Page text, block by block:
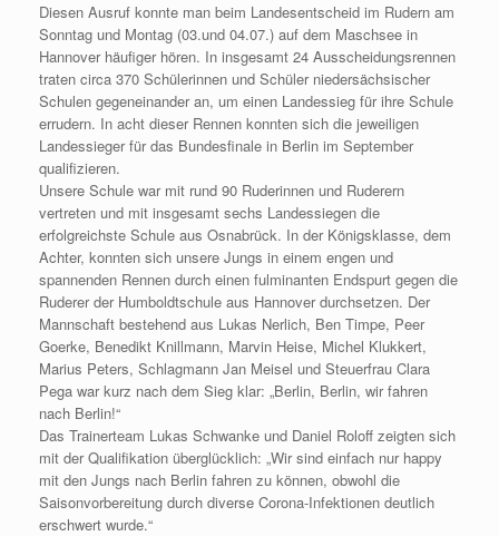
Diesen Ausruf konnte man beim Landesentscheid im Rudern am
Sonntag und Montag (03.und 04.07.) auf dem Maschsee in
Hannover häufiger hören. In insgesamt 24 Ausscheidungsrennen
traten circa 370 Schülerinnen und Schüler niedersächsischer
Schulen gegeneinander an, um einen Landessieg für ihre Schule
errudern. In acht dieser Rennen konnten sich die jeweiligen
Landessieger für das Bundesfinale in Berlin im September
qualifizieren.
Unsere Schule war mit rund 90 Ruderinnen und Ruderern
vertreten und mit insgesamt sechs Landessiegen die
erfolgreichste Schule aus Osnabrück. In der Königsklasse, dem
Achter, konnten sich unsere Jungs in einem engen und
spannenden Rennen durch einen fulminanten Endspurt gegen die
Ruderer der Humboldtschule aus Hannover durchsetzen. Der
Mannschaft bestehend aus Lukas Nerlich, Ben Timpe, Peer
Goerke, Benedikt Knillmann, Marvin Heise, Michel Klukkert,
Marius Peters, Schlagmann Jan Meisel und Steuerfrau Clara
Pega war kurz nach dem Sieg klar: „Berlin, Berlin, wir fahren
nach Berlin!“
Das Trainerteam Lukas Schwanke und Daniel Roloff zeigten sich
mit der Qualifikation überglücklich: „Wir sind einfach nur happy
mit den Jungs nach Berlin fahren zu können, obwohl die
Saisonvorbereitung durch diverse Corona-Infektionen deutlich
erschwert wurde.“